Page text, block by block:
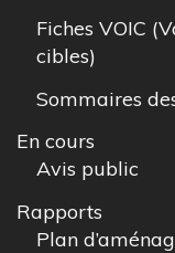
Fiches VOIC
cibles)
Sommaires
En cours
Avis public
Rapports
Plan